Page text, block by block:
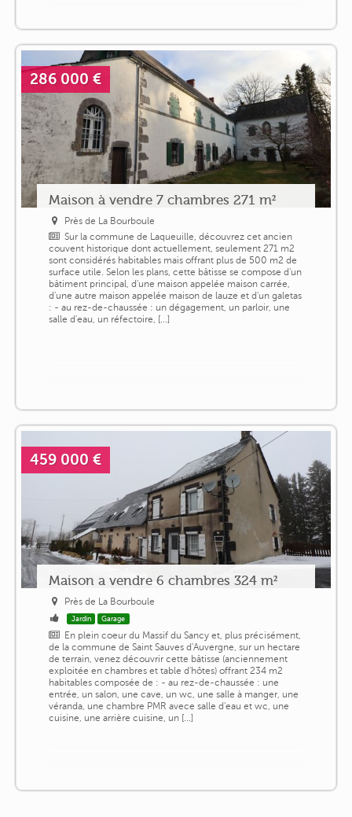
286 000 €
Maison à vendre 7 chambres 271 m²
Près de La Bourboule
Sur la commune de Laqueuille, découvrez cet ancien
couvent historique dont actuellement, seulement 271 m2
sont considérés habitables mais offrant plus de 500 m2 de
surface utile. Selon les plans, cette bâtisse se compose d'un
bâtiment principal, d'une maison appelée maison carrée,
d'une autre maison appelée maison de lauze et d'un galetas
: - au rez-de-chaussée : un dégagement, un parloir, une
salle d'eau, un réfectoire, [...]
459 000 €
Maison a vendre 6 chambres 324 m²
Près de La Bourboule
Jardin Garage
En plein coeur du Massif du Sancy et, plus précisément,
de la commune de Saint Sauves d'Auvergne, sur un hectare
de terrain, venez découvrir cette bâtisse (anciennement
exploitée en chambres et table d'hôtes) offrant 234 m2
habitables composée de : - au rez-de-chaussée : une
entrée, un salon, une cave, un wc, une salle à manger, une
véranda, une chambre PMR avece salle d'eau et wc, une
cuisine, une arrière cuisine, un [...]